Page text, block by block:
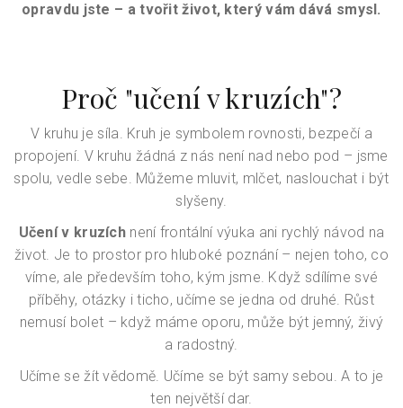
opravdu jste – a tvořit život, který vám dává smysl.
Proč "učení v kruzích"?
V kruhu je síla. Kruh je symbolem rovnosti, bezpečí a
propojení. V kruhu žádná z nás není nad nebo pod – jsme
spolu, vedle sebe. Můžeme mluvit, mlčet, naslouchat i být
slyšeny.
Učení v kruzích není frontální výuka ani rychlý návod na
život. Je to prostor pro hluboké poznání – nejen toho, co
víme, ale především toho, kým jsme. Když sdílíme své
příběhy, otázky i ticho, učíme se jedna od druhé. Růst
nemusí bolet – když máme oporu, může být jemný, živý
a radostný.
Učíme se žít vědomě. Učíme se být samy sebou. A to je
ten největší dar.